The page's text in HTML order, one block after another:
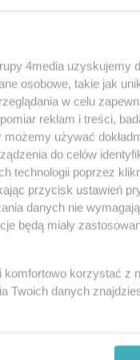
Ruszyła
przez
działa na
i
od 45 lat.
4media uzyskujemy
osobowe, takie jak
w celu
reklam i treści,
używać
do celów
technologii poprzez
przycisk ustawień
danych nie
będą miały
komfortowo korzystać z
Twoich danych